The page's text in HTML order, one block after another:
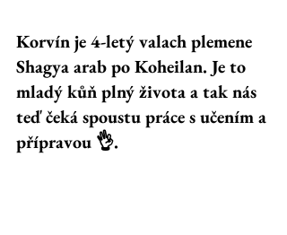
Korvín je 4-letý valach plemene
Shagya arab po Koheilan. Je to
mladý kůň plný života a tak nás
teď čeká spoustu práce s učením a
přípravou 👌.